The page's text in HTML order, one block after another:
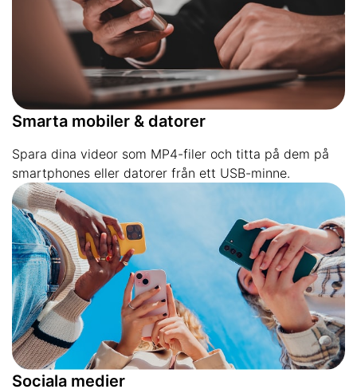
Smarta mobiler & datorer
Spara dina videor som MP4-filer och titta på dem på
smartphones eller datorer från ett USB-minne.
Sociala medier